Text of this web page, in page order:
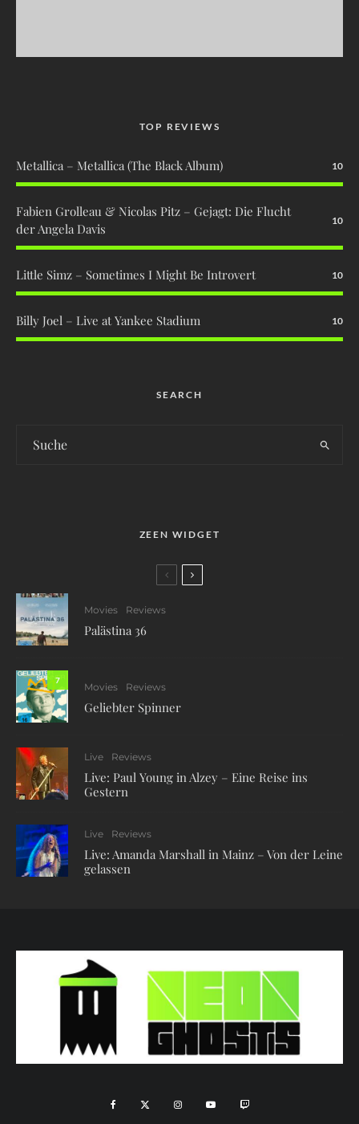
TOP REVIEWS
Metallica – Metallica (The Black Album) 10
Fabien Grolleau & Nicolas Pitz – Gejagt: Die Flucht
der Angela Davis
10
Little Simz – Sometimes I Might Be Introvert 10
Billy Joel – Live at Yankee Stadium 10
SEARCH
ZEEN WIDGET
Movies Reviews
Palästina 36
7
Movies Reviews
Geliebter Spinner
Live Reviews
Live: Paul Young in Alzey – Eine Reise ins
Gestern
Live Reviews
Live: Amanda Marshall in Mainz – Von der Leine
gelassen